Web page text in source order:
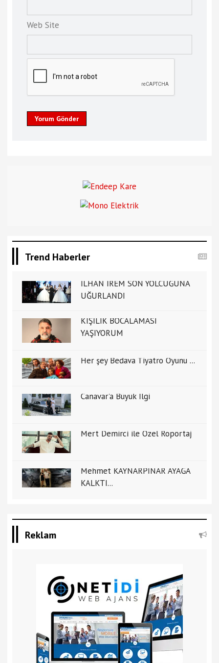
Web Site
Yorum Gönder
Trend Haberler
İLHAN İREM SON YOLCUĞUNA
UĞURLANDI
KİŞİLİK BOCALAMASI
YAŞIYORUM
Her şey Bedava Tiyatro Oyunu ...
Canavar'a Büyük İlgi
Mert Demirci ile Özel Ropörtaj
Mehmet KAYNARPINAR AYAĞA
KALKTI...
Reklam